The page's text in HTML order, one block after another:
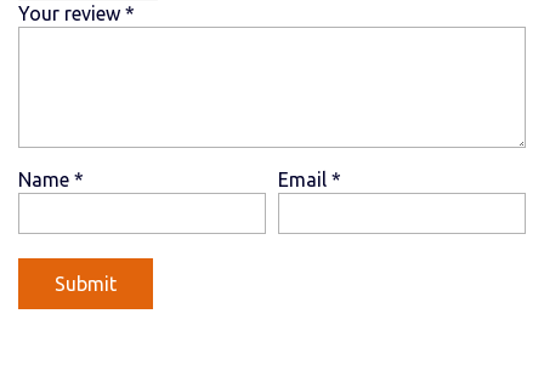
Your review *
Name * Email *